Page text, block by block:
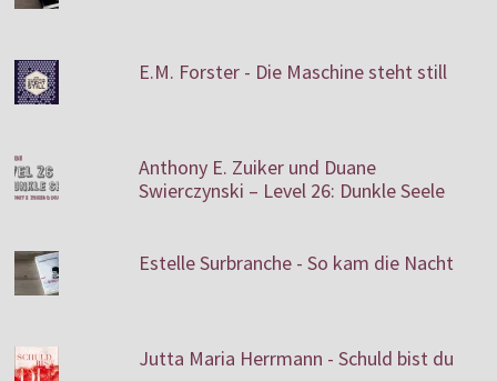
E.M. Forster - Die Maschine steht still
Anthony E. Zuiker und Duane
Swierczynski – Level 26: Dunkle Seele
Estelle Surbranche - So kam die Nacht
Jutta Maria Herrmann - Schuld bist du